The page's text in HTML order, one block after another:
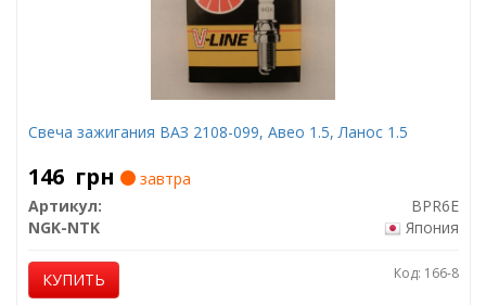
Свеча зажигания ВАЗ 2108-099, Авео 1.5, Ланос 1.5
146 грн
завтра
Артикул:
BPR6E
NGK-NTK
Япония
КУПИТЬ Код: 166-8